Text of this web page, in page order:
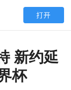
新约延
杯